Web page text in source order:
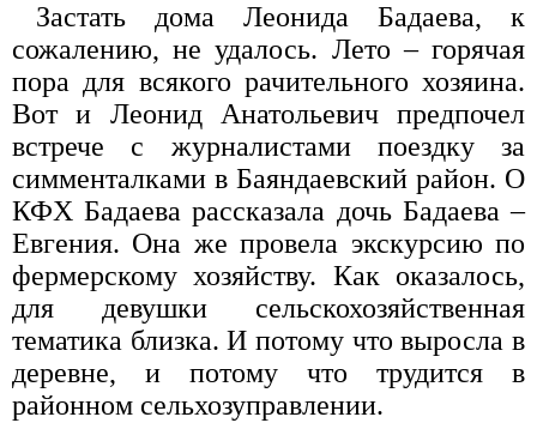
Застать дома Леонида Бадаева, к
сожалению, не удалось. Лето – горячая
пора для всякого рачительного хозяина.
Вот и Леонид Анатольевич предпочел
встрече с журналистами поездку за
симменталками в Баяндаевский район. О
КФХ Бадаева рассказала дочь Бадаева –
Евгения. Она же провела экскурсию по
фермерскому хозяйству. Как оказалось,
для девушки сельскохозяйственная
тематика близка. И потому что выросла в
деревне, и потому что трудится в
районном сельхозуправлении.